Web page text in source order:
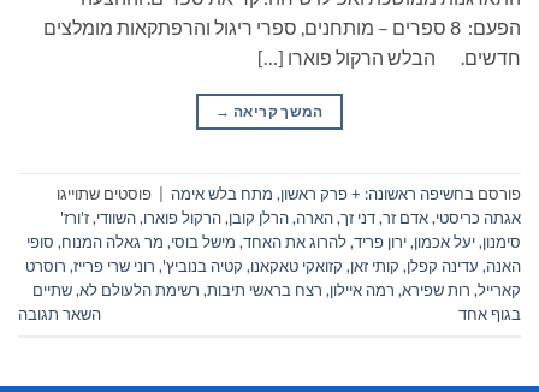
הפעם: 8 ספרים – מותחנים, ספרי ריגול והרפתקאות מומלצים
חדשים. הבלש הרקול פוארו […]
המשך קריאה →
פורסם בחשיפה ראשונה: + פרק ראשון, מתח בלש אימה
פוסטים שתוייגו
אגתה כריסטי,אדם זר,דני זך,הארה,הרלן קובן,הרקול פוארו,השוודי,ז'ורז'
סימנון,יעל אכמון,ירון פריד,להרוג את האחד, מישל בוסי, מר גאלה המנוח, סופי
האנה, עדינה קפלן, קותי זאן, קזואקי טאקאנו, קטיה בנוביץ', רוני שרי פרייז, רוסרט
קארייל, רות שפירא, רמה איילון, רצח בראשי תיבות, רשימת הלעולם לא,שתיים
בגוף אחד
השאר תגובה